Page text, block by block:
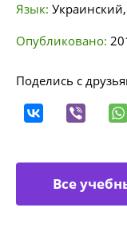
Язык: Украинский,
Опубликовано:
Поделись с
Все